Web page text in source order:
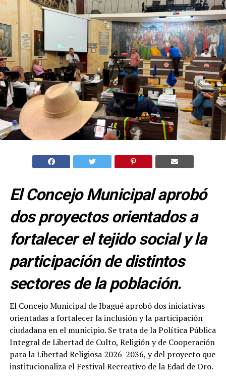
El Concejo Municipal aprobó
dos proyectos orientados a
fortalecer el tejido social y la
participación de distintos
sectores de la población.
El Concejo Municipal de Ibagué aprobó dos iniciativas
orientadas a fortalecer la inclusión y la participación
ciudadana en el municipio. Se trata de la Política Pública
Integral de Libertad de Culto, Religión y de Cooperación
para la Libertad Religiosa 2026-2036, y del proyecto que
institucionaliza el Festival Recreativo de la Edad de Oro.